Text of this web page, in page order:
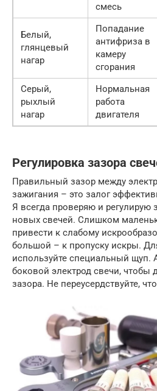
смесь
Белый,
глянцевый
нагар
Попадание
антифриза в
камеру
сгорания
Серый,
рыхлый
нагар
Нормальная
работа
двигателя
Регулировка зазора
Правильный зазор между
зажигания – это залог
Я всегда проверяю и регулирую
новых свечей. Слишком
привести к слабому
большой – к пропуску искры.
используйте специальный щуп.
боковой электрод свечи, чтобы
зазора. Не переусердствуйте,